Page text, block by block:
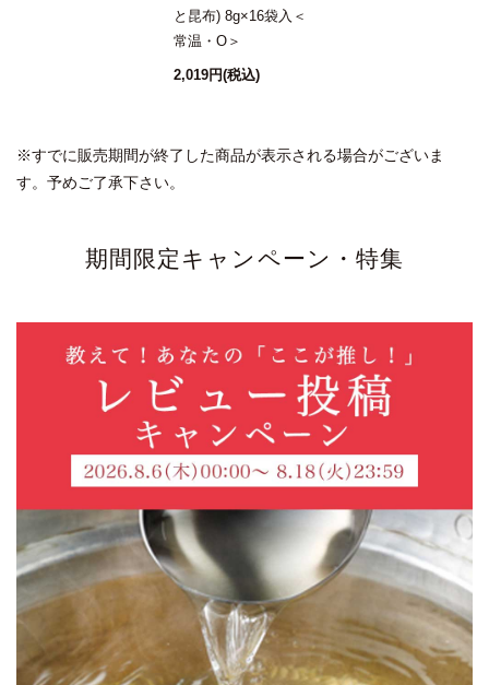
と昆布) 8g×16袋入＜
常温・O＞
2,019円(税込)
※すでに販売期間が終了した商品が表示される場合がございま
す。予めご了承下さい。
期間限定キャンペーン・特集